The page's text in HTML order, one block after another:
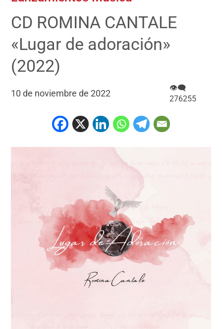
CD ROMINA CANTALE
«Lugar de adoración»
(2022)
10 de noviembre de 2022
👁‍🗨
276255